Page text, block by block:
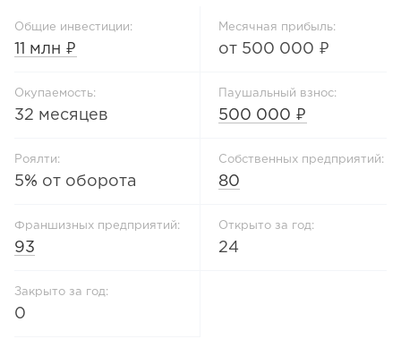
Общие инвестиции:
11 млн ₽
Месячная прибыль:
от 500 000 ₽
Окупаемость:
32 месяцев
Паушальный взнос:
500 000 ₽
Роялти:
5% от оборота
Собственных предприятий:
80
Франшизных предприятий:
93
Открыто за год:
24
Закрыто за год:
0